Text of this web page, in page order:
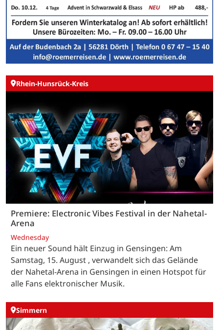
Rhein-Hunsrück-Kreis
Premiere: Electronic Vibes Festival in der Nahetal-
Arena
Wednesday
Ein neuer Sound hält Einzug in Gensingen: Am
Samstag, 15. August , verwandelt sich das Gelände
der Nahetal-Arena in Gensingen in einen Hotspot für
alle Fans elektronischer Musik.
Simmern